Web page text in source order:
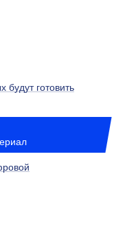
будут готовить